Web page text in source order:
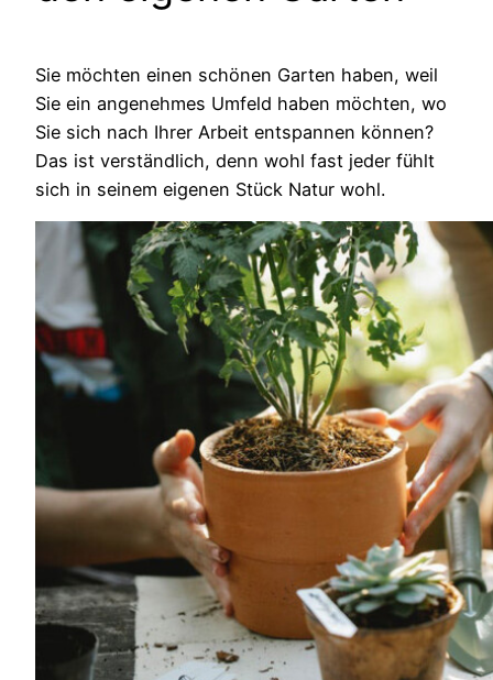
Sie möchten einen schönen Garten haben, weil
Sie ein angenehmes Umfeld haben möchten, wo
Sie sich nach Ihrer Arbeit entspannen können?
Das ist verständlich, denn wohl fast jeder fühlt
sich in seinem eigenen Stück Natur wohl.